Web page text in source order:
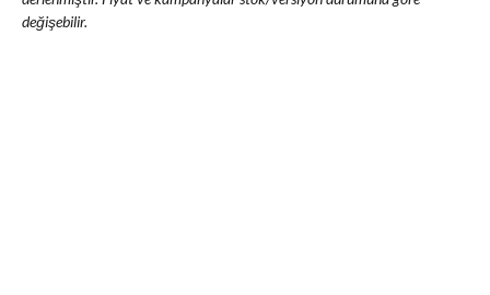
değişebilir.